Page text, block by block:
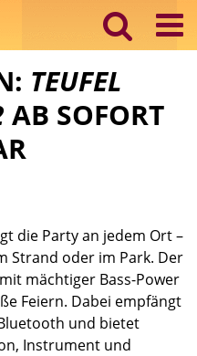
TEUFEL
AB SOFORT
die Party an jedem Ort –
Strand oder im Park. Der
mächtiger Bass-Power
Feiern. Dabei empfängt
und bietet
Instrument und